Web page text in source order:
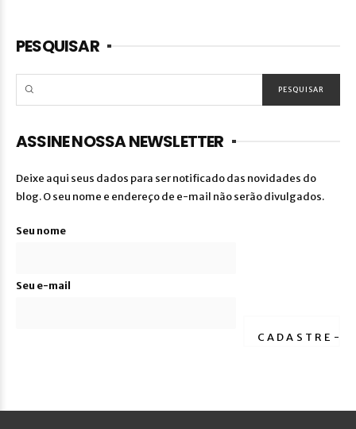
PESQUISAR
ASSINE NOSSA NEWSLETTER
Deixe aqui seus dados para ser notificado das novidades do
blog. O seu nome e endereço de e-mail não serão divulgados.
Seu nome
Seu e-mail